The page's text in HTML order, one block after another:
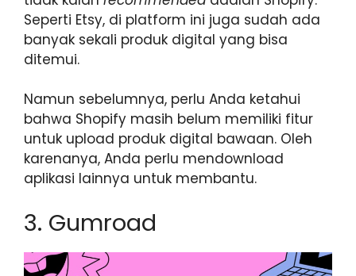
Seperti Etsy, di platform ini juga sudah ada
banyak sekali produk digital yang bisa
ditemui.
Namun sebelumnya, perlu Anda ketahui
bahwa Shopify masih belum memiliki fitur
untuk upload produk digital bawaan. Oleh
karenanya, Anda perlu mendownload
aplikasi lainnya untuk membantu.
3. Gumroad